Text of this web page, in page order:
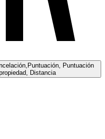
Puntuación
Distancia